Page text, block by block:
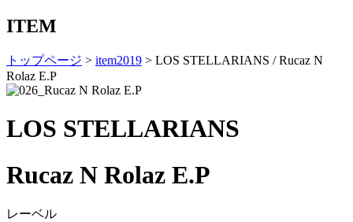
ITEM
トップページ > item2019 > LOS STELLARIANS / Rucaz N
Rolaz E.P
LOS STELLARIANS
Rucaz N Rolaz E.P
レーベル